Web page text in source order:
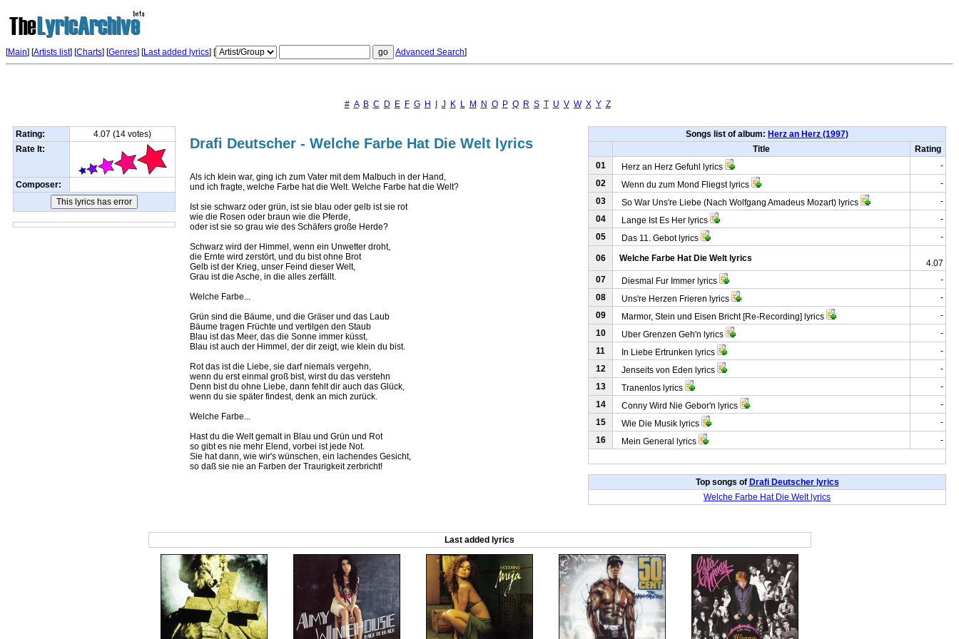
[Main] [Artists list] [Charts] [Genres] [Last added lyrics] [ Advanced Search]
# A B C D E F G H J K L M N O P Q R S T U V W X Y Z
Rating:
4.07 (14 votes)
Rate It:
Composer:
Drafi Deutscher - Welche Farbe Hat Die Welt lyrics
Als ich klein war, ging ich zum Vater mit dem Malbuch in der Hand,
und ich fragte, welche Farbe hat die Welt. Welche Farbe hat die Welt?
Ist sie schwarz oder grün, ist sie blau oder gelb ist sie rot
wie die Rosen oder braun wie die Pferde,
oder ist sie so grau wie des Schäfers große Herde?
Schwarz wird der Himmel, wenn ein Unwetter droht,
die Ernte wird zerstört, und du bist ohne Brot
Gelb ist der Krieg, unser Feind dieser Welt,
Grau ist die Asche, in die alles zerfällt.
Welche Farbe...
Grün sind die Bäume, und die Gräser und das Laub
Bäume tragen Früchte und vertilgen den Staub
Blau ist das Meer, das die Sonne immer küsst,
Blau ist auch der Himmel, der dir zeigt, wie klein du bist.
Rot das ist die Liebe, sie darf niemals vergehn,
wenn du erst einmal groß bist, wirst du das verstehn
Denn bist du ohne Liebe, dann fehlt dir auch das Glück,
wenn du sie später findest, denk an mich zurück.
Welche Farbe...
Hast du die Welt gemalt in Blau und Grün und Rot
so gibt es nie mehr Elend, vorbei ist jede Not.
Sie hat dann, wie wir's wünschen, ein lachendes Gesicht,
so daß sie nie an Farben der Traurigkeit zerbricht!
Songs list of album: Herz an Herz (1997)
Title
Rating
01
Herz an Herz Gefuhl lyrics
-
02
Wenn du zum Mond Fliegst lyrics
-
03
So War Uns're Liebe (Nach Wolfgang Amadeus Mozart) lyrics
-
04
Lange Ist Es Her lyrics
-
05
Das 11. Gebot lyrics -
06 Welche Farbe Hat Die Welt lyrics
4.07
07
Diesmal Fur Immer lyrics
-
08
Uns're Herzen Frieren lyrics
-
09
Marmor, Stein und Eisen Bricht [Re-Recording] lyrics
-
10
Uber Grenzen Geh'n lyrics
-
11
In Liebe Ertrunken lyrics
-
12
Jenseits von Eden lyrics
-
13
Tranenlos lyrics
-
14
Conny Wird Nie Gebor'n lyrics
-
15
Wie Die Musik lyrics
-
16
Mein General lyrics -
Top songs of Drafi Deutscher lyrics
Welche Farbe Hat Die Welt lyrics
Last added lyrics